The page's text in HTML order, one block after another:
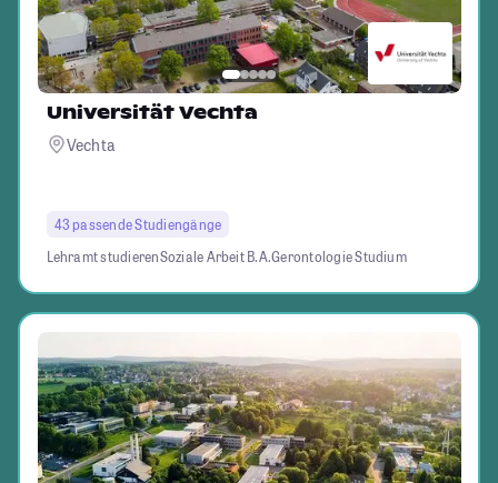
Universität Vechta
Vechta
43 passende Studiengänge
Lehramt studierenSoziale Arbeit B.A.Gerontologie Studium